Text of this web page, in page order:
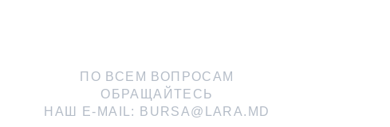
ПО ВСЕМ ВОПРОСАМ
ОБРАЩАЙТЕСЬ
НАШ E-MAIL:
BURSA@LARA.MD